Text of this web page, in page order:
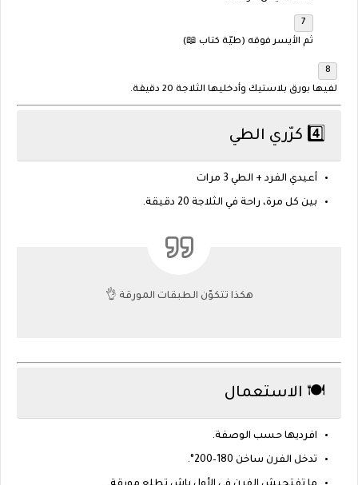
ثم الأيسر فوقه (طيّة كتاب 📖)
لفيها بورق بلاستيك وأدخليها الثلاجة 20 دقيقة .
4️⃣ كرّري الطي
أعيدي الفرد + الطي 3 مرات
بين كل مرة، راحة في الثلاجة 20 دقيقة.
هكذا تتكوّن الطبقات المورقة 👌
🍽️ الاستعمال
افرديها حسب الوصفة.
تدخل الفرن ساخن 180–200° .